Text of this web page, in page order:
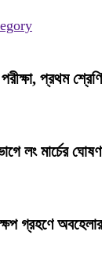
প্রথম
লং মার্চের
গ্রহণে